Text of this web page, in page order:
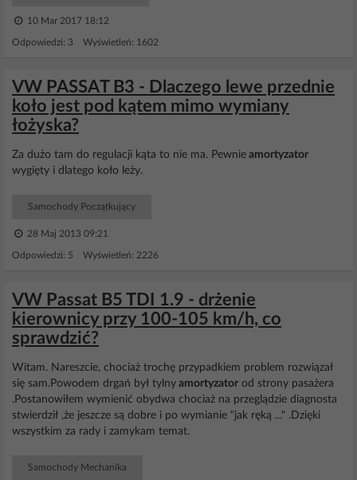
10 Mar 2017 18:12
Odpowiedzi: 3 Wyświetleń: 1602
VW PASSAT B3 - Dlaczego lewe przednie
koło jest pod kątem mimo wymiany
łożyska?
Za dużo tam do regulacji kąta to nie ma. Pewnie amortyzator
wygięty i dlatego koło leży.
Samochody Początkujący
28 Maj 2013 09:21
Odpowiedzi: 5 Wyświetleń: 2226
VW Passat B5 TDI 1.9 - drżenie
kierownicy przy 100-105 km/h, co
sprawdzić?
Witam. Nareszcie, chociaż trochę przypadkiem problem rozwiązał
się sam.Powodem drgań był tylny amortyzator od strony pasażera
.Postanowiłem wymienić obydwa chociaż na przeglądzie diagnosta
stwierdził ,że jeszcze są dobre i po wymianie "jak ręką ..." .Dzięki
wszystkim za rady i zamykam temat.
Samochody Mechanika